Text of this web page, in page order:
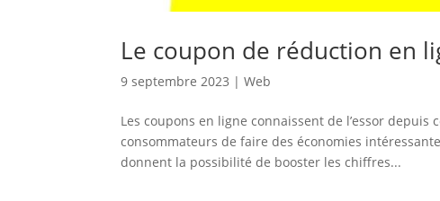
Le coupon de réduction en
9 septembre 2023 |Web
Les coupons en ligne connaissent de l’essor
consommateurs de faire des économies
donnent la possibilité de booster les chiffres...